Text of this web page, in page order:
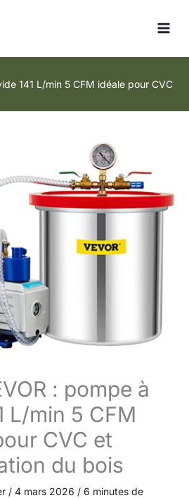
141 L/min 5 CFM idéale pour CVC
: pompe à
L/min 5 CFM
CVC et
du bois
/ 4 mars 2026 / 6 minutes de